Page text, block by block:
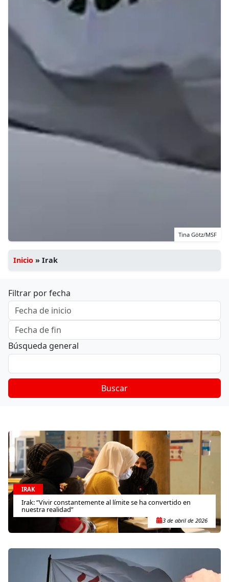
Tina Götz/MSF
Inicio » Irak
Filtrar por fecha
Búsqueda general
Buscar
IRAK
Irak: “Vivir constantemente al límite se ha convertido en
nuestra realidad”
3 de abril de 2026